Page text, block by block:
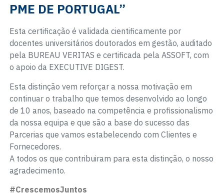
PME DE PORTUGAL”
Esta certificação é validada cientificamente por
docentes universitários doutorados em gestão, auditado
pela BUREAU VERITAS e certificada pela ASSOFT, com
o apoio da EXECUTIVE DIGEST.
Esta distinção vem reforçar a nossa motivação em
continuar o trabalho que temos desenvolvido ao longo
de 10 anos, baseado na competência e profissionalismo
da nossa equipa e que são a base do sucesso das
Parcerias que vamos estabelecendo com Clientes e
Fornecedores.
A todos os que contribuiram para esta distinção, o nosso
agradecimento.
#CrescemosJuntos